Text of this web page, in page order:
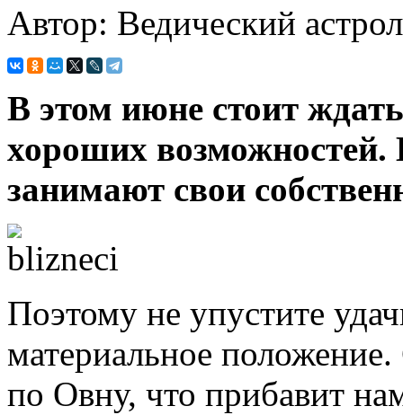
Автор: Ведический
В этом июне стоит
хороших возможностей.
занимают свои
Поэтому не упустите
материальное
по Овну, что прибавит